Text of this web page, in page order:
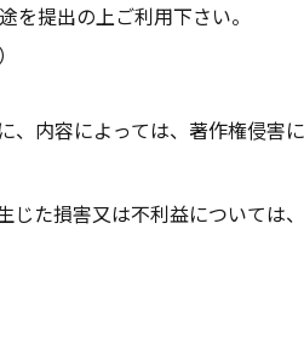
提出の上ご利用下さい。
内容によっては、著作権侵害
た損害又は不利益については